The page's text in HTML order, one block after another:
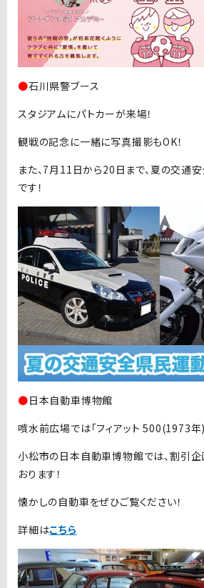
●石川県警ブース
スタジアムにパトカーが来場！
観戦の記念に一緒に写真撮影もOK！
また、7月11日から20日まで、夏の交通
です！
●日本自動車博物館
噴水前広場では「フィアット 500(1973年)
小松市の日本自動車博物館では、割引
おります！
懐かしの自動車をぜひご覧ください！
詳細はこちら